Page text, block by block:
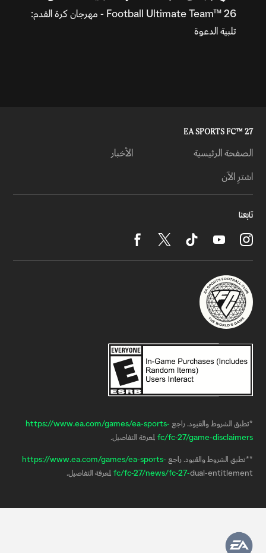
*تطبق الشروط والقيود. راجع https://www.ea.com/games/ea-sports-
fc/fc-27/game-disclaimers لمعرفة التفاصيل.
**تطبق الشروط والقيود. راجع https://www.ea.com/games/ea-sports-
fc/fc-27/news/fc-27-dual-entitlement لمعرفة التفاصيل.